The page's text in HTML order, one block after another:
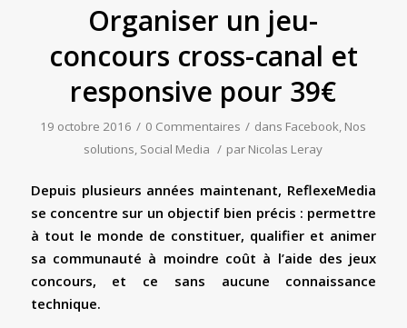
Organiser un jeu-
concours cross-canal et
responsive pour 39€
19 octobre 2016 / 0 Commentaires / dans Facebook, Nos
solutions, Social Media / par Nicolas Leray
Depuis plusieurs années maintenant, ReflexeMedia
se concentre sur un objectif bien précis : permettre
à tout le monde de constituer, qualifier et animer
sa communauté à moindre coût à l’aide des jeux
concours, et ce sans aucune connaissance
technique.